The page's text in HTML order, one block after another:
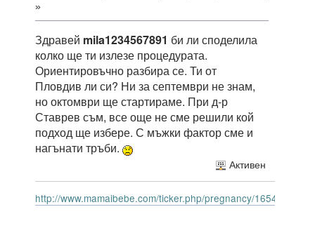
»
Здравей mila1234567891 би ли споделила
колко ще ти излезе процедурата.
Ориентировъчно разбира се. Ти от
Пловдив ли си? Ни за септември не знам,
но октомври ще стартираме. При д-р
Ставрев съм, все още не сме решили кой
подход ще избере. С мъжки фактор сме и
нагънати тръби.
Активен
http://www.mamaibebe.com/ticker.php/pregnancy/165414.gif